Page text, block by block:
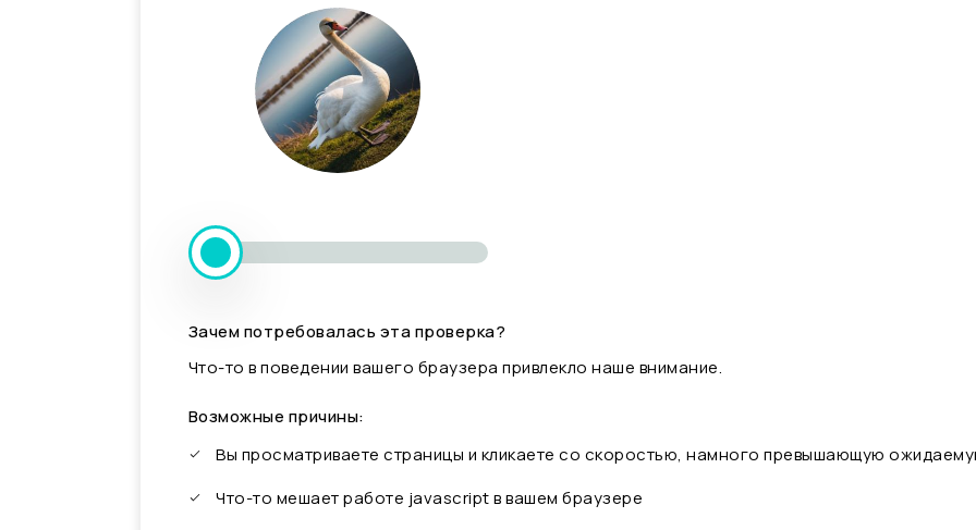
Зачем потребовалась эта проверка?
Что-то в поведении вашего браузера привлекло наше внимание.
Возможные причины:
Вы просматриваете страницы и кликаете со скоростью, намного превышающую
Что-то мешает работе javascript в вашем браузере